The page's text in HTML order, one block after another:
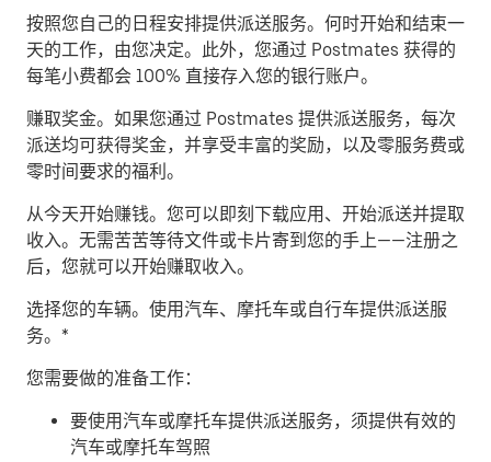
按照您自己的日程安排提供派送服务。 何时开始和结束一
天的工作，由您决定。此外，您通过 Postmates 获得的
每笔小费都会 100% 直接存入您的银行账户。
赚取奖金。 如果您通过 Postmates 提供派送服务，每次
派送均可获得奖金，并享受丰富的奖励，以及零服务费或
零时间要求的福利。
从今天开始赚钱。 您可以即刻下载应用、开始派送并提取
收入。无需苦苦等待文件或卡片寄到您的手上——注册之
后，您就可以开始赚取收入。
​选择您的车辆。使用汽车、摩托车或自行车提供派送服
务。*
您需要做的准备工作：
要使用汽车或摩托车提供派送服务，须提供有效的
汽车或摩托车驾照